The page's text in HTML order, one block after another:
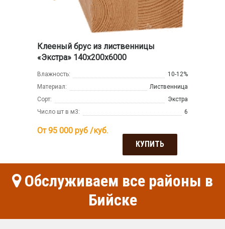
Клееный брус из лиственницы
«Экстра» 140х200х6000
Влажность:
10-12%
Материал:
Лиственница
Сорт:
Экстра
Число шт в м3:
6
От 95 000 руб /куб.
КУПИТЬ
Обслуживаем все районы в
Бийске